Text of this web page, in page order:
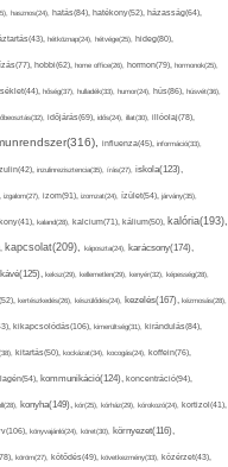
hasznos(24), hatás(84), hatékony(52), házasság(64),
hétköznap(24), hétvége(25), hideg(80),
hobbi(62), home office(26), hormon(79), hormonok(25),
hőség(37), hulladék(33), humor(24), hús(86), húsvét(36),
időjárás(69), idős(24), illat(30), illóolaj(78),
influenza(45), információ(33),
inzulinrezisztencia(35), írás(27), iskola(123),
izgalom(27), izom(91), izomzat(24), ízület(54), járvány(35),
kaland(28), kalcium(71), kálium(50), kalória(193),
kapcsolat(209), káposzta(24), karácsony(174),
kávé(125), keksz(29), kellemetlen(29), kenyér(32), képesség(28),
kertészkedés(26), készülődés(24), kezelés(167), kézmosás(28),
kikapcsolódás(106), kimerültség(31), kirándulás(84),
kitartás(50), kockázat(34), kocogás(24), koffein(76),
kommunikáció(124), koncentráció(94),
konyha(149), kór(25), kórház(29), kórokozó(24), kortizol(41),
könyvajánló(24), köret(30), környezet(116),
köröm(27), kötődés(49), következmény(33), közérzet(43),